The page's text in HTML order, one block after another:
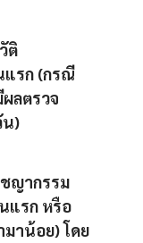
ติ
แรก (กรณี
ลตรวจ
น)
ญากรรม
แรก หรือ
าน้อย) โดย